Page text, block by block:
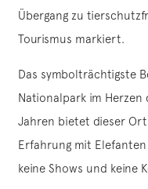
Übergang zu
Tourismus markiert.
Das symbolträchtigste
Nationalpark im Herzen
Jahren bietet dieser
Erfahrung mit Elefanten
keine Shows und keine